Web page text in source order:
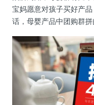
宝妈愿意对孩子买好产
话，母婴产品中团购群拼